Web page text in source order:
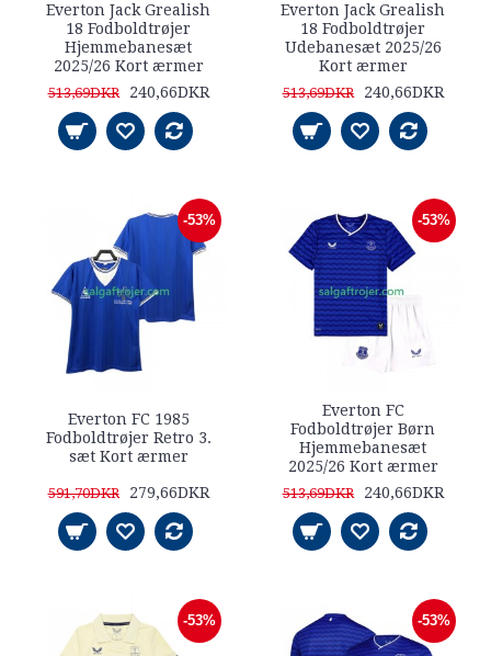
Everton Jack Grealish
18 Fodboldtrøjer
Hjemmebanesæt
2025/26 Kort ærmer
513,69DKR 240,66DKR
Everton Jack Grealish
18 Fodboldtrøjer
Udebanesæt 2025/26
Kort ærmer
513,69DKR 240,66DKR
-53%
Everton FC 1985
Fodboldtrøjer Retro 3.
sæt Kort ærmer
591,70DKR 279,66DKR
-53%
Everton FC
Fodboldtrøjer Børn
Hjemmebanesæt
2025/26 Kort ærmer
513,69DKR 240,66DKR
-53% -53%